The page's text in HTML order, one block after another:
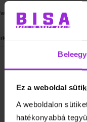
Ez a weboldal
A weboldalon
hatékonyabbá
pink